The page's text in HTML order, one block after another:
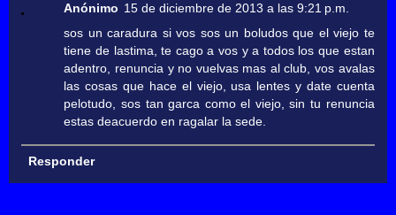
Anónimo 15 de diciembre de 2013 a las 9:21 p.m.
sos un caradura si vos sos un boludos que el viejo te
tiene de lastima, te cago a vos y a todos los que estan
adentro, renuncia y no vuelvas mas al club, vos avalas
las cosas que hace el viejo, usa lentes y date cuenta
pelotudo, sos tan garca como el viejo, sin tu renuncia
estas deacuerdo en ragalar la sede.
Responder